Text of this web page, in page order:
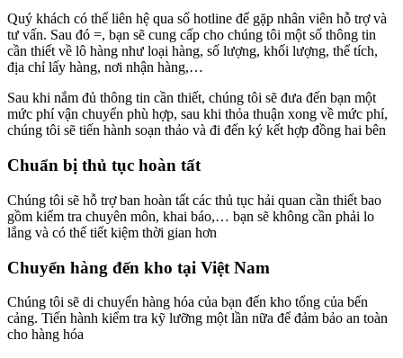
Quý khách có thể liên hệ qua số hotline để gặp nhân viên hỗ trợ và
tư vấn. Sau đó =, bạn sẽ cung cấp cho chúng tôi một số thông tin
cần thiết về lô hàng như loại hàng, số lượng, khối lượng, thể tích,
địa chỉ lấy hàng, nơi nhận hàng,…
Sau khi nắm đủ thông tin cần thiết, chúng tôi sẽ đưa đến bạn một
mức phí vận chuyển phù hợp, sau khi thỏa thuận xong về mức phí,
chúng tôi sẽ tiến hành soạn thảo và đi đến ký kết hợp đồng hai bên
Chuẩn bị thủ tục hoàn tất
Chúng tôi sẽ hỗ trợ ban hoàn tất các thủ tục hải quan cần thiết bao
gồm kiểm tra chuyên môn, khai báo,… bạn sẽ không cần phải lo
lắng và có thể tiết kiệm thời gian hơn
Chuyển hàng đến kho tại Việt Nam
Chúng tôi sẽ di chuyển hàng hóa của bạn đến kho tổng của bến
cảng. Tiến hành kiểm tra kỹ lưỡng một lần nữa để đảm bảo an toàn
cho hàng hóa